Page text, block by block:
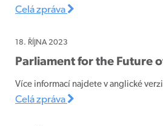
Celá zpráva
18. ŘÍJNA 2023
Parliament for the Future
Více informací najdete v anglické
Celá zpráva